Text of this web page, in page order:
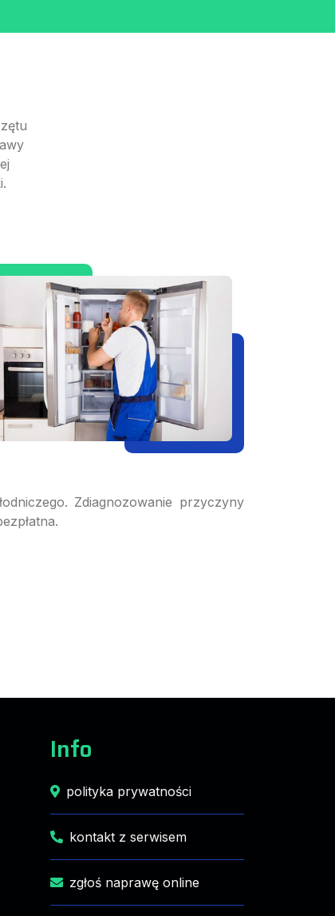
Zdiagnozowanie przyczyny
Info
polityka prywatności
kontakt z serwisem
zgłoś naprawę online